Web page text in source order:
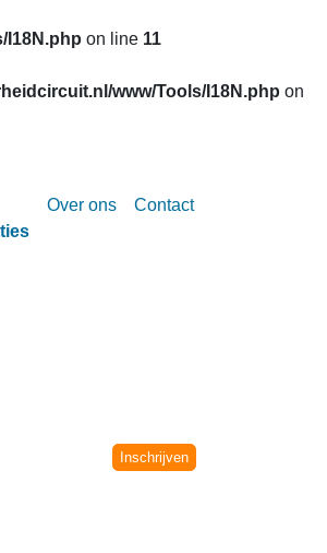
I18N.php on line 11
www/Tools/I18N.php on
Over ons Contact
Inschrijven